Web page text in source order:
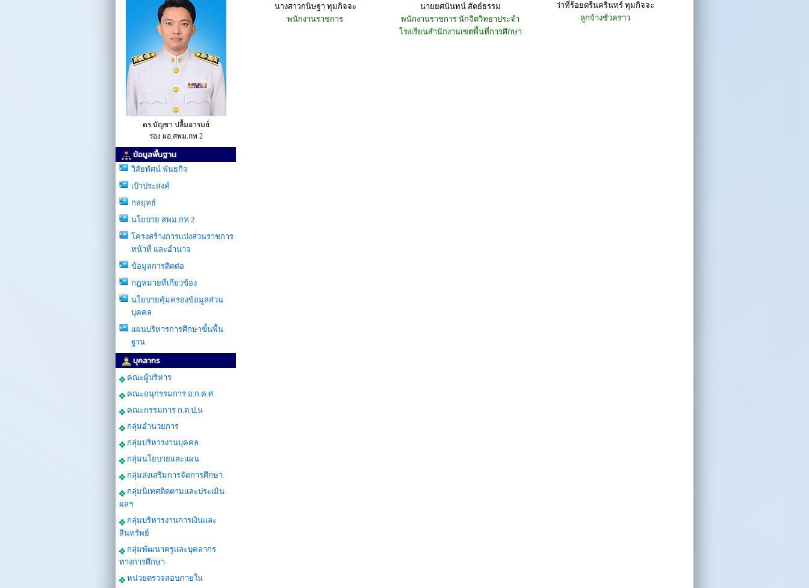
ดร.บัญชา ปลื้มอารมย์
รอง ผอ.สพม.กท 2
ข้อมูลพื้นฐาน
วิสัยทัศน์ พันธกิจ
เป้าประสงค์
กลยุทธ์
นโยบาย สพม.กท 2
โครงสร้างการเเบ่งส่วนราชการ
หน้าที่ และอำนาจ
ข้อมูลการติดต่อ
กฎหมายที่เกี่ยวข้อง
นโยบายคุ้มครองข้อมูลส่วน
บุคคล
แผนบริหารการศึกษาขั้นพื้น
ฐาน
บุคลากร
คณะผู้บริหาร
คณะอนุกรรมการ อ.ก.ค.ศ.
คณะกรรมการ ก.ต.ป.น
กลุ่มอำนวยการ
กลุ่มบริหารงานบุคคล
กลุ่มนโยบายและแผน
กลุ่มส่งเสริมการจัดการศึกษา
กลุ่มนิเทศติดตามและประเมิน
ผลฯ
กลุ่มบริหารงานการเงินและ
สินทรัพย์
กลุ่มพัฒนาครูและบุคลากร
ทางการศึกษา
หน่วยตรวจสอบภายใน
นางสาวกนิษฐา ทุมกิจจะ
พนักงานราชการ
นายยศนันทน์ สัตย์ธรรม
พนักงานราชการ นักจิตวิทยาประจำ
โรงเรียนสำนักงานเขตพื้นที่การศึกษา
ว่าที่ร้อยตรีนครินทร์ ทุมกิจจะ
ลูกจ้างชั่วคราว